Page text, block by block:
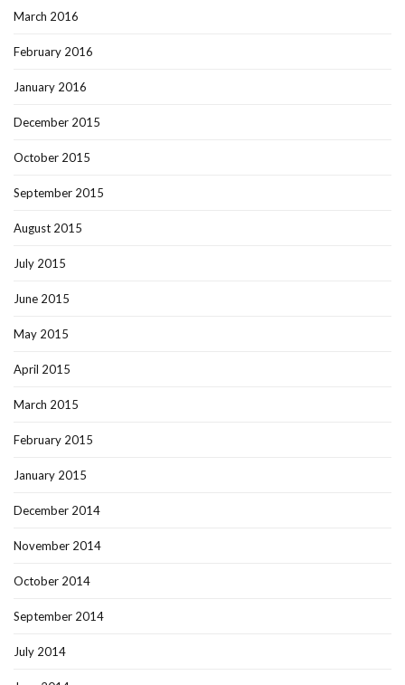
March 2016
February 2016
January 2016
December 2015
October 2015
September 2015
August 2015
July 2015
June 2015
May 2015
April 2015
March 2015
February 2015
January 2015
December 2014
November 2014
October 2014
September 2014
July 2014